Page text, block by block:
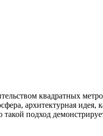
квадратных
архитектурная идея,
подход